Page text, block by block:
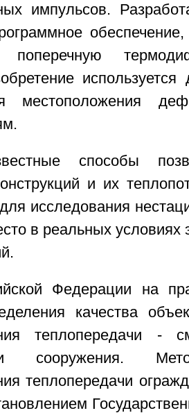
импульсов.
поперечную
местоположения
способы
и их
исследования
в реальных условиях
Федерации на
качества
теплопередачи -
сооружения.
теплопередачи